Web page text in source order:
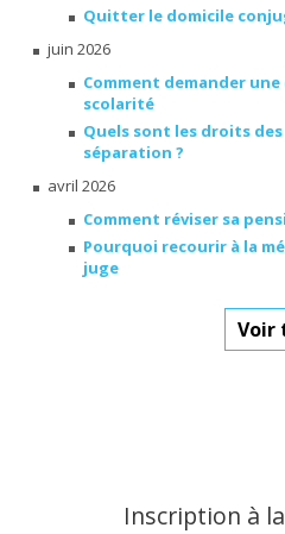
Quitter le domicile
juin 2026
Comment demander
scolarité
Quels sont les droits
séparation ?
avril 2026
Comment réviser sa
Pourquoi recourir à la
juge
Voir
Inscription à